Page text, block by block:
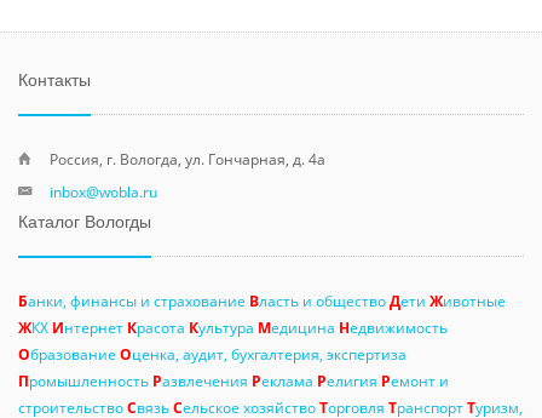
Контакты
Россия, г. Вологда, ул. Гончарная, д. 4а
inbox@wobla.ru
Каталог Вологды
Банки, финансы и страхование Власть и обществоДети Животные
ЖКХ Интернет Красота Культура Медицина Недвижимость
Образование Оценка, аудит, бухгалтерия, экспертиза
Промышленность Развлечения Реклама Религия Ремонт и
строительствоСвязьСельское хозяйствоТорговля ТранспортТуризм,